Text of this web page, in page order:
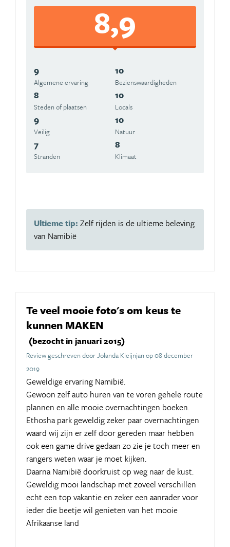
8,9
9
Algemene ervaring
10
Beziens­waardigheden
8
Steden of plaatsen
10
Locals
9
Veilig
10
Natuur
7
Stranden
8
Klimaat
Ultieme tip: Zelf rijden is de ultieme beleving
van Namibië
Te veel mooie foto's om keus te
kunnen MAKEN
(bezocht in januari 2015)
Review geschreven door Jolanda Kleijnjan op 08 december
2019
Geweldige ervaring Namibië.
Gewoon zelf auto huren van te voren gehele route
plannen en alle mooie overnachtingen boeken.
Ethosha park geweldig zeker paar overnachtingen
waard wij zijn er zelf door gereden maar hebben
ook een game drive gedaan zo zie je toch meer en
rangers weten waar je moet kijken.
Daarna Namibië doorkruist op weg naar de kust.
Geweldig mooi landschap met zoveel verschillen
echt een top vakantie en zeker een aanrader voor
ieder die beetje wil genieten van het mooie
Afrikaanse land